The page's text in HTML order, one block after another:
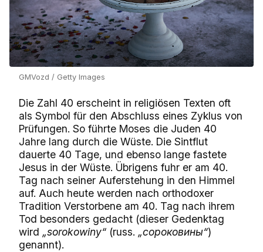
GMVozd / Getty Images
Die Zahl 40 erscheint in religiösen Texten oft
als Symbol für den Abschluss eines Zyklus von
Prüfungen. So führte Moses die Juden 40
Jahre lang durch die Wüste. Die Sintflut
dauerte 40 Tage, und ebenso lange fastete
Jesus in der Wüste. Übrigens fuhr er am 40.
Tag nach seiner Auferstehung in den Himmel
auf. Auch heute werden nach orthodoxer
Tradition Verstorbene am 40. Tag nach ihrem
Tod besonders gedacht (dieser Gedenktag
wird „sorokowiny“ (russ. „сороковины“)
genannt).